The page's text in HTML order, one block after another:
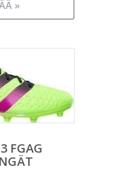
»
FGAG